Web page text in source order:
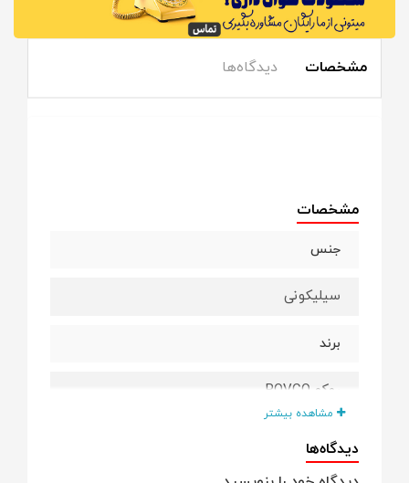
مشخصات دیدگاه‌ها
مشخصات
جنس
سیلیکونی
برند
روکو ROVCO
رابط کاربری
مشاهده بیشتر
دیدگاه‌ها